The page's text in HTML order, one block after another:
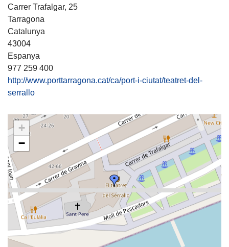
Carrer Trafalgar, 25
Tarragona
Catalunya
43004
Espanya
977 259 400
http://www.porttarragona.cat/ca/port-i-ciutat/teatret-del-
serrallo
+
−